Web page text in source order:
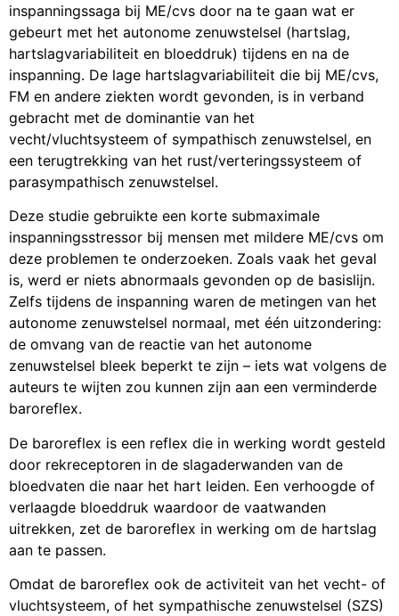
inspanningssaga bij ME/cvs door na te gaan wat er
gebeurt met het autonome zenuwstelsel (hartslag,
hartslagvariabiliteit en bloeddruk) tijdens en na de
inspanning. De lage hartslagvariabiliteit die bij ME/cvs,
FM en andere ziekten wordt gevonden, is in verband
gebracht met de dominantie van het
vecht/vluchtsysteem of sympathisch zenuwstelsel, en
een terugtrekking van het rust/verteringssysteem of
parasympathisch zenuwstelsel.
Deze studie gebruikte een korte submaximale
inspanningsstressor bij mensen met mildere ME/cvs om
deze problemen te onderzoeken. Zoals vaak het geval
is, werd er niets abnormaals gevonden op de basislijn.
Zelfs tijdens de inspanning waren de metingen van het
autonome zenuwstelsel normaal, met één uitzondering:
de omvang van de reactie van het autonome
zenuwstelsel bleek beperkt te zijn – iets wat volgens de
auteurs te wijten zou kunnen zijn aan een verminderde
baroreflex.
De baroreflex is een reflex die in werking wordt gesteld
door rekreceptoren in de slagaderwanden van de
bloedvaten die naar het hart leiden. Een verhoogde of
verlaagde bloeddruk waardoor de vaatwanden
uitrekken, zet de baroreflex in werking om de hartslag
aan te passen.
Omdat de baroreflex ook de activiteit van het vecht- of
vluchtsysteem, of het sympathische zenuwstelsel (SZS)